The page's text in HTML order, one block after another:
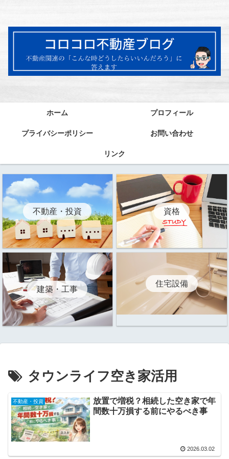
ホーム プロフィール
プライバシーポリシー お問い合わせ
リンク
不動産・投資 資格
建築・工事
住宅設備
タウンライフ空き家活用
不動産・投資
放置で増税？相続した空き家で年
間数十万損する前にやるべき事
2026.03.02